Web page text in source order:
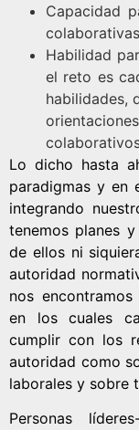
Capacidad
Habilidad
el reto es
habilidades,
Lo dicho hasta
paradigmas y en
integrando
tenemos planes
de ellos ni
autoridad
nos
en los cuales
cumplir con los
autoridad como
laborales y sobre
Personas